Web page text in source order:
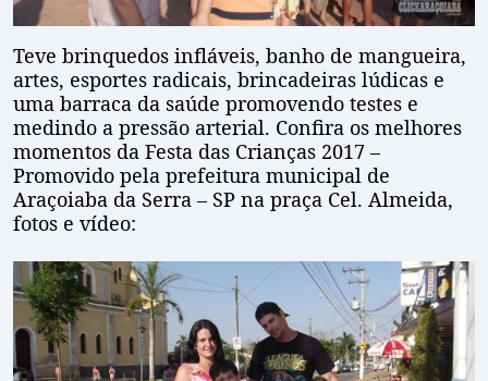
Teve brinquedos infláveis, banho de mangueira,
artes, esportes radicais, brincadeiras lúdicas e
uma barraca da saúde promovendo testes e
medindo a pressão arterial. Confira os melhores
momentos da Festa das Crianças 2017 –
Promovido pela prefeitura municipal de
Araçoiaba da Serra – SP na praça Cel. Almeida,
fotos e vídeo: